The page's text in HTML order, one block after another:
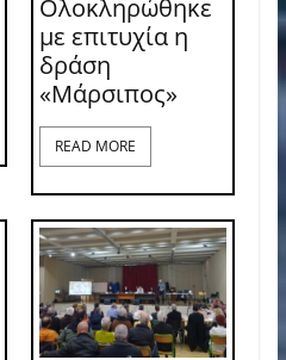
Ολοκληρώθηκε
με επιτυχία η
δράση
«Μάρσιπος»
READ MORE